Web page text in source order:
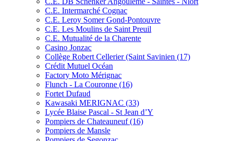
C.E. Intermarché Cognac
C.E. Leroy Somer Gond-Pontouvre
C.E. Les Moulins de Saint Preuil
C.E. Mutualité de la Charente
Casino Jonzac
Collège Robert Cellerier (Saint Savinien (17)
Crédit Mutuel Océan
Factory Moto Mérignac
Flunch - La Couronne (16)
Fortet Dufaud
Kawasaki MERIGNAC (33)
Lycée Blaise Pascal - St Jean d’Y
Pompiers de Chateauneuf (16)
Pompiers de Mansle